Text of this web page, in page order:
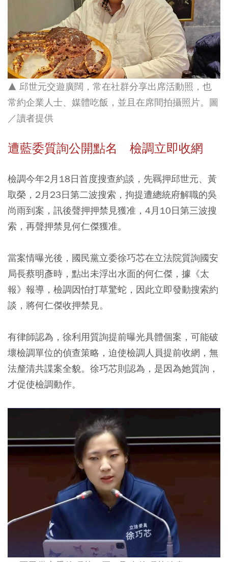
▲ 邱世元交遊廣闊，常在社群分享出席活動照，也
常約企業人士、媒體吃飯，並且在席間拍攝照片。圖
／讀者提供
遭藍委質詢公開點名 檢調立即收網
檢調今年2月18日首度搜查約談，先羈押邱世元、黃
取榮，2月23日第二波搜索，拘提遭總統府解職的吳
尚雨到案，訊後聲押押禁見獲准，4月10日第三波搜
索，再聲押禁見何仁傑獲准。
當案情曝光後，國民黨立委徐巧芯在立法院質詢國安
局長蔡明彥時，點出未浮出水面的何仁傑，據《太
報》報導，檢調因怕打草驚蛇，因此立即發動搜索約
談，將何仁傑收押禁見。
有律師認為，徐利用質詢提前曝光具體個案，可能破
壞檢調單位的偵查策略，迫使檢調人員提前收網，無
法釐清共諜案全貌。徐巧芯則認為，是因為她質詢，
才促使檢調動作。